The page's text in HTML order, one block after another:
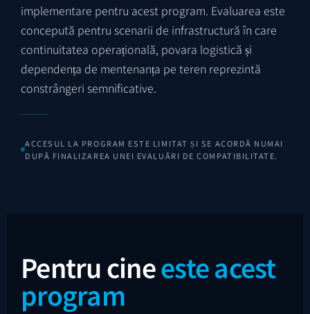
implementare pentru acest program. Evaluarea este
concepută pentru scenarii de infrastructură în care
continuitatea operațională, povara logistică și
dependența de mentenanța pe teren reprezintă
constrângeri semnificative.
ACCESUL LA PROGRAM ESTE LIMITAT ȘI SE ACORDĂ NUMAI
DUPĂ FINALIZAREA UNEI EVALUĂRI DE COMPATIBILITATE.
Pentru cineeste acest
program